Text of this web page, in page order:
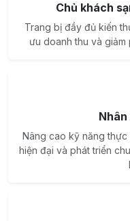
Chủ khách
Trang bị đầy đủ kiến
ưu doanh thu và giảm
Nâng cao kỹ năng thực
hiện đại và phát triển